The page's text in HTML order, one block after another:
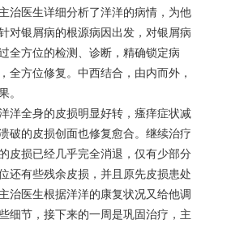
医生详细分析了洋洋的病情，为他
对银屑病的根源病因出发，对银屑病
全方位的检测、诊断，精确锁定病
全方位修复。中西结合，由内而外，
。
全身的皮损明显好转，瘙痒症状减
破的皮损创面也修复愈合。继续治疗
皮损已经几乎完全消退，仅有少部分
还有些残余皮损，并且原先皮损患处
治医生根据洋洋的康复状况又给他调
细节，接下来的一周是巩固治疗，主